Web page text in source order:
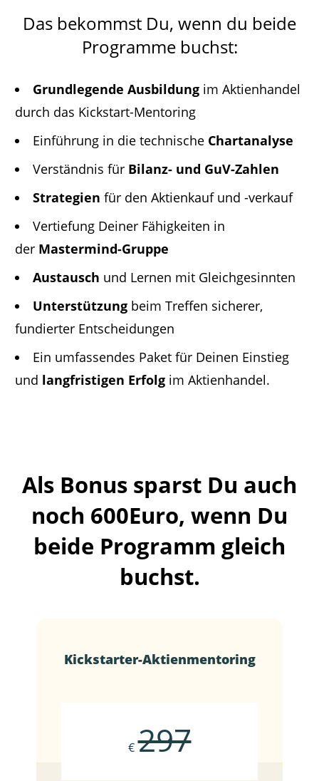
Das bekommst Du, wenn du beide
Programme buchst:
Grundlegende Ausbildung im Aktienhandel
durch das Kickstart-Mentoring
Einführung in die technische Chartanalyse
Verständnis für Bilanz- und GuV-Zahlen
Strategien für den Aktienkauf und -verkauf
Vertiefung Deiner Fähigkeiten in
der Mastermind-Gruppe
Austausch und Lernen mit Gleichgesinnten
Unterstützung beim Treffen sicherer,
fundierter Entscheidungen
Ein umfassendes Paket für Deinen Einstieg
und langfristigen Erfolg im Aktienhandel.
Als Bonus sparst Du auch
noch 600Euro, wenn Du
beide Programm gleich
buchst.
Kickstarter-Aktienmentoring
€ 297